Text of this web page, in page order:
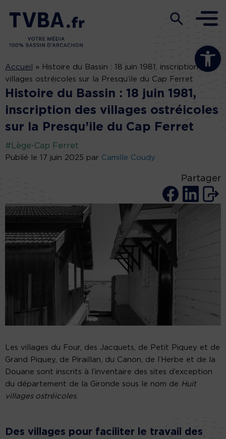
Ouvrir la
Accueil » Histoire du Bassin : 18 juin 1981, inscription des
villages ostréicoles sur la Presqu’ile du Cap Ferret
Histoire du Bassin : 18 juin 1981,
inscription des villages ostréicoles
sur la Presqu’ile du Cap Ferret
#Lège-Cap Ferret
Publié le 17 juin 2025 par Camille Coudy
Partager
Les villages du Four, des Jacquets, de Petit Piquey et de
Grand Piquey, de Piraillan, du Canon, de l’Herbe et de la
Douane sont inscrits à l’inventaire des sites d’exception
du département de la Gironde sous le nom de Huit
villages ostréicoles.
Des villages pour faciliter le travail des